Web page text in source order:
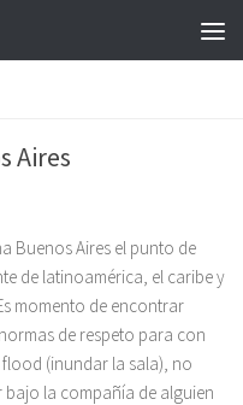
Aires
Buenos Aires el punto de
de latinoamérica, el caribe y
momento de encontrar
de respeto para con
(inundar la sala), no
bajo la compañía de alguien